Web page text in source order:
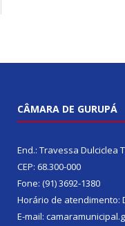
CÂMARA DE GURUPÁ
End.: Travessa Dulciclea
CEP: 68.300-000
Fone: (91) 3692-1380
Horário de atendimento:
E-mail: